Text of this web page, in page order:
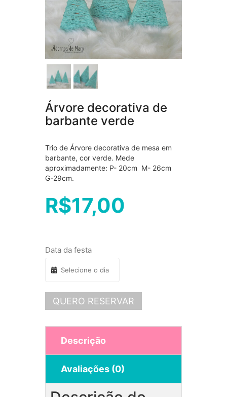
Árvore decorativa de
barbante verde
Trio de Árvore decorativa de mesa em
barbante, cor verde. Mede
aproximadamente: P- 20cm M- 26cm
G-29cm.
R$17,00
Data da festa
QUERO RESERVAR
Descrição
Avaliações (0)